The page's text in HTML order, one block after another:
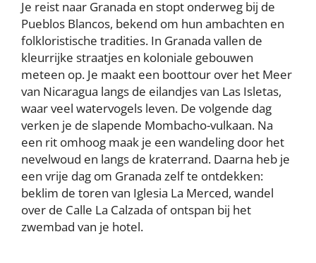
Je reist naar Granada en stopt onderweg bij de
Pueblos Blancos, bekend om hun ambachten en
folkloristische tradities. In Granada vallen de
kleurrijke straatjes en koloniale gebouwen
meteen op. Je maakt een boottour over het Meer
van Nicaragua langs de eilandjes van Las Isletas,
waar veel watervogels leven. De volgende dag
verken je de slapende Mombacho-vulkaan. Na
een rit omhoog maak je een wandeling door het
nevelwoud en langs de kraterrand. Daarna heb je
een vrije dag om Granada zelf te ontdekken:
beklim de toren van Iglesia La Merced, wandel
over de Calle La Calzada of ontspan bij het
zwembad van je hotel.